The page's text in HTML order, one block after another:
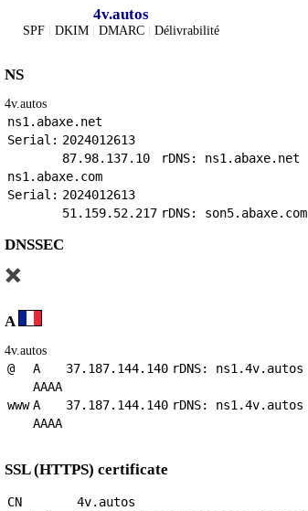
4v.autos
SPF DKIM DMARC Délivrabilité
NS
4v.autos
ns1.abaxe.net
Serial: 2024012613
87.98.137.10
rDNS: ns1.abaxe.net
ns1.abaxe.com
Serial: 2024012613
51.159.52.217 rDNS: son5.abaxe.com
DNSSEC
A
4v.autos
@ A 37.187.144.140 rDNS: ns1.4v.autos
AAAA
www A 37.187.144.140 rDNS: ns1.4v.autos
AAAA
SSL (HTTPS) certificate
CN
4v.autos